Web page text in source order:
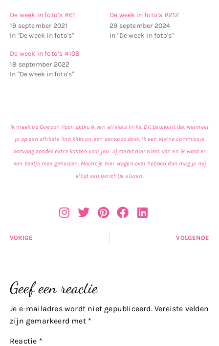
De week in foto’s #61
19 september 2021
In "De week in foto's"
De week in foto’s #212
29 september 2024
In "De week in foto's"
De week in foto’s #108
18 september 2022
In "De week in foto's"
Ik maak op Gewoon Iloon gebruik van affiliate links. Dit betekent dat wanneer
je op een affiliate link klikt en een aankoop doet, ik een kleine commissie
ontvang zonder extra kosten voor jou. Jij merkt hier niets van en ik word er
een beetje mee geholpen. Mocht je hier vragen over hebben dan mag je mij
altijd een berichtje sturen.
VORIGE VOLGENDE
Geef een reactie
Je e-mailadres wordt niet gepubliceerd. Vereiste velden
zijn gemarkeerd met *
Reactie *